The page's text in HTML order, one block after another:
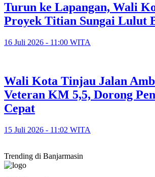
Turun ke Lapangan, Wali
Proyek Titian Sungai Lulut
16 Juli 2026 - 11:00 WITA
​Wali Kota Tinjau Jalan
Veteran KM 5,5, Dorong
Cepat
15 Juli 2026 - 11:02 WITA
Trending di Banjarmasin